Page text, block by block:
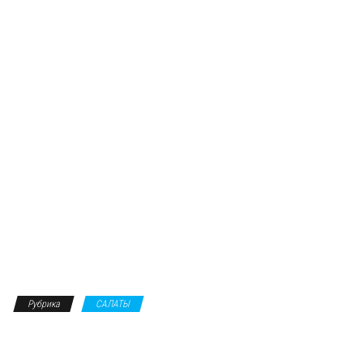
Рубрика САЛАТЫ